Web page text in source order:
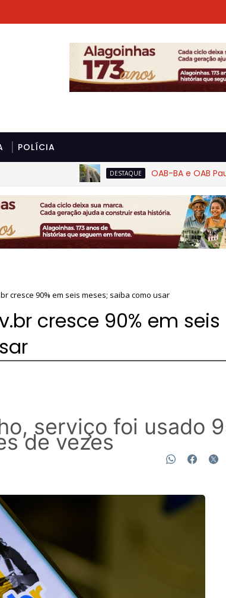
POLÍCIA
DESTAQUE OAB-BA e OAB Paulo
cresce 90% em seis meses; saiba como usar
cresce 90% em seis
serviço foi usado
de vezes